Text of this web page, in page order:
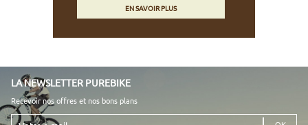
EN SAVOIR PLUS
LA NEWSLETTER PUREBIKE
Recevoir nos offres et nos bons plans
Votre